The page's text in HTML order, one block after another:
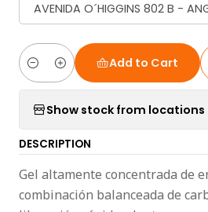
AVENIDA O´HIGGINS 802 B -
Quantity
Add to Cart
Show stock from locations
DESCRIPTION
Gel altamente concentrada de
combinación balanceada de